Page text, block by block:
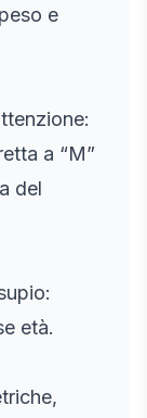
e
a “M”
del
età.